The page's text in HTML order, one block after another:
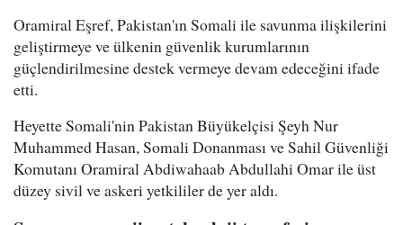
Oramiral Eşref, Pakistan'ın Somali ile savunma ilişkilerini
geliştirmeye ve ülkenin güvenlik kurumlarının
güçlendirilmesine destek vermeye devam edeceğini ifade
etti.
Heyette Somali'nin Pakistan Büyükelçisi Şeyh Nur
Muhammed Hasan, Somali Donanması ve Sahil Güvenliği
Komutanı Oramiral Abdiwahaab Abdullahi Omar ile üst
düzey sivil ve askeri yetkililer de yer aldı.